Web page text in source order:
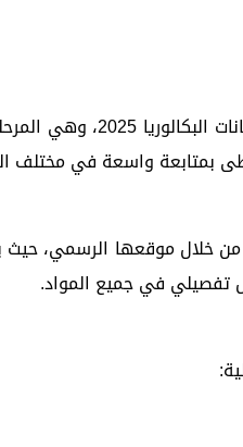
تترقب آلاف الأسر السورية خلال الساعات المقبلة
بمتابعة واسعة في مختلف
من خلال موقعها الرسمي،
تفصيلي في جميع المواد.